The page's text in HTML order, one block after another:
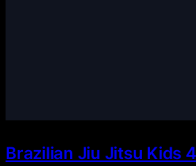
Brazilian Jiu Jitsu Kids